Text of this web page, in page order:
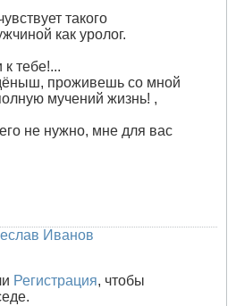
такого
как уролог.
тебе!...
проживешь со мной
мучений жизнь! ,
не нужно, мне для вас
Иванов
Регистрация, чтобы